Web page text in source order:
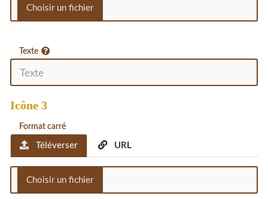
Texte
Icône 3
Format carré
Téléverser URL